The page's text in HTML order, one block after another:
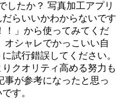
したか？ 写真加工アプリ
らいいかわからないです
！」から使ってみてくだ
オシャレでかっこいい自
試行錯誤してください。
クオリティ高める努力も
事が参考になったと思っ
す。